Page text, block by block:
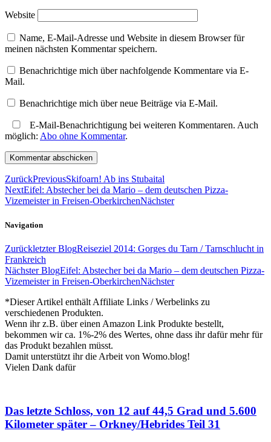
Website
Name, E-Mail-Adresse und Website in diesem Browser für
meinen nächsten Kommentar speichern.
Benachrichtige mich über nachfolgende Kommentare via E-
Mail.
Benachrichtige mich über neue Beiträge via E-Mail.
E-Mail-Benachrichtigung bei weiteren Kommentaren. Auch
möglich: Abo ohne Kommentar.
ZurückPreviousSkifoarn! Ab ins Stubaital
NextEifel: Abstecher bei da Mario – dem deutschen Pizza-
Vizemeister in Freisen-OberkirchenNächster
Navigation
Zurückletzter BlogReiseziel 2014: Gorges du Tarn / Tarnschlucht in
Frankreich
Nächster BlogEifel: Abstecher bei da Mario – dem deutschen Pizza-
Vizemeister in Freisen-OberkirchenNächster
*Dieser Artikel enthält Affiliate Links / Werbelinks zu
verschiedenen Produkten.
Wenn ihr z.B. über einen Amazon Link Produkte bestellt,
bekommen wir ca. 1%-2% des Wertes, ohne dass ihr dafür mehr für
das Produkt bezahlen müsst.
Damit unterstützt ihr die Arbeit von Womo.blog!
Vielen Dank dafür
Das letzte Schloss, von 12 auf 44,5 Grad und 5.600
Kilometer später – Orkney/Hebrides Teil 31